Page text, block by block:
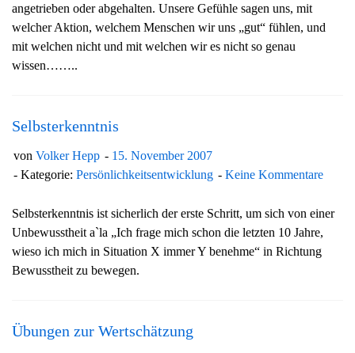
angetrieben oder abgehalten. Unsere Gefühle sagen uns, mit
welcher Aktion, welchem Menschen wir uns „gut“ fühlen, und
mit welchen nicht und mit welchen wir es nicht so genau
wissen……..
Selbsterkenntnis
von Volker Hepp
15. November 2007
Kategorie: Persönlichkeitsentwicklung Keine Kommentare
Selbsterkenntnis ist sicherlich der erste Schritt, um sich von einer
Unbewusstheit a`la „Ich frage mich schon die letzten 10 Jahre,
wieso ich mich in Situation X immer Y benehme“ in Richtung
Bewusstheit zu bewegen.
Übungen zur Wertschätzung